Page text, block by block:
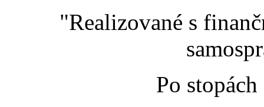
"Realizované s
Po